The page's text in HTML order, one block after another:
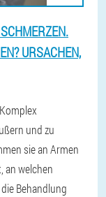
URSACHEN,
und zu
sie an Armen
an welchen
Behandlung